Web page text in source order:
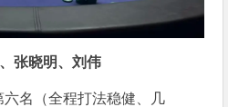
张晓明、刘伟
名（全程打法稳健、几